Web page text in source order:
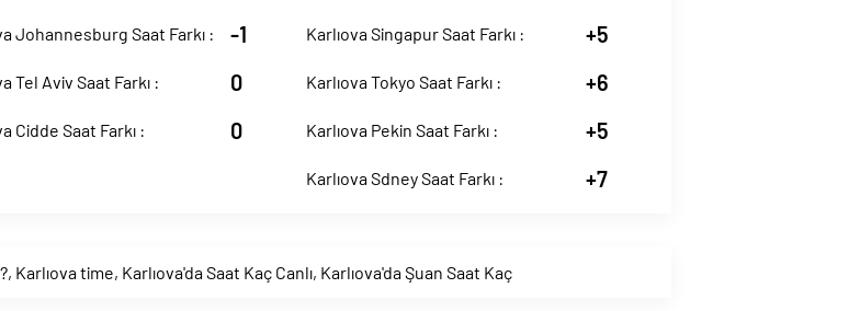
Johannesburg Saat Farkı : -1
Tel Aviv Saat Farkı : 0
Cidde Saat Farkı : 0
Karlıova Singapur Saat Farkı : +5
Karlıova Tokyo Saat Farkı : +6
Karlıova Pekin Saat Farkı : +5
Karlıova Sdney Saat Farkı : +7
, Karlıova time, Karlıova'da Saat Kaç Canlı, Karlıova'da Şuan Saat Kaç